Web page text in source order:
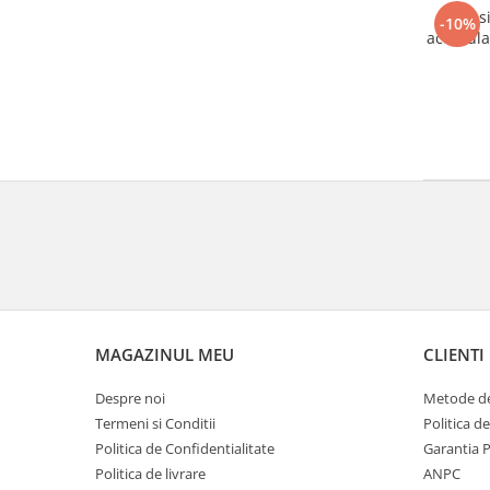
-10%
MAGAZINUL MEU
Despre noi
Termeni si Conditii
Politica de Confidentialitate
Politica de livrare
CLIENTI
Metode
Politica
Garantia
ANPC